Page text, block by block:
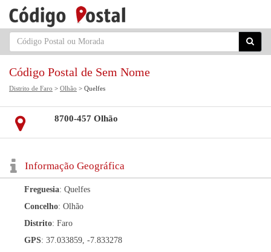
Código Postal de Sem Nome
Distrito de Faro > Olhão > Quelfes
8700-457 Olhão
Informação Geográfica
Freguesia: Quelfes
Concelho: Olhão
Distrito: Faro
GPS: 37.033859, -7.833278